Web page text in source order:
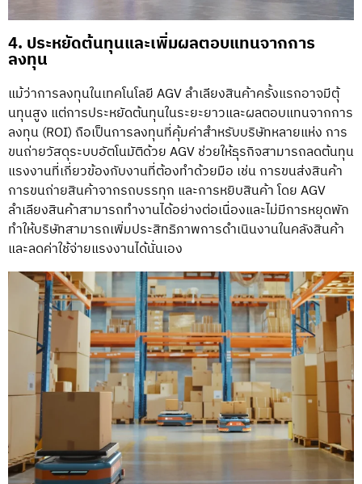
4. ประหยัดต้นทุนและเพิ่มผลตอบแทนจากการ
ลงทุน
แม้ว่าการลงทุนในเทคโนโลยี AGV ลำเลียงสินค้าครั้งแรกอาจมีตุ้
นทุนสูง แต่การประหยัดต้นทุนในระยะยาวและผลตอบแทนจากการ
ลงทุน (ROI) ถือเป็นการลงทุนที่คุ้มค่าสำหรับบริษัทหลายแห่ง การ
ขนถ่ายวัสดุระบบอัตโนมัติด้วย AGV ช่วยให้ธุรกิจสามารถลดต้นทุน
แรงงานที่เกี่ยวข้องกับงานที่ต้องทำด้วยมือ เช่น การขนส่งสินค้า
การขนถ่ายสินค้าจากรถบรรทุก และการหยิบสินค้า โดย AGV
ลำเลียงสินค้าสามารถทำงานได้อย่างต่อเนื่องและไม่มีการหยุดพัก
ทำให้บริษัทสามารถเพิ่มประสิทธิภาพการดำเนินงานในคลังสินค้า
และลดค่าใช้จ่ายแรงงานได้นั่นเอง